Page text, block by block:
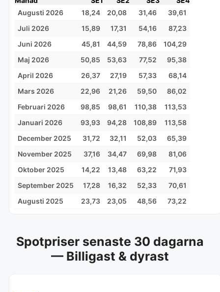
Augusti 2026
18,24 20,08 31,46
39,61
Juli 2026
15,89 17,31 54,16
87,23
Juni 2026
45,81 44,59 78,86
104,29
Maj 2026
50,85 53,63 77,52
95,38
April 2026
26,37 27,19 57,33
68,14
Mars 2026
22,96 21,26 59,50
86,02
Februari 2026
98,85 98,61 110,38
113,53
Januari 2026
93,93 94,28 108,89
113,58
December 2025
31,72 32,11 52,03
65,39
November 2025
37,16 34,47 69,98
81,06
Oktober 2025
14,22 13,48 63,22
71,93
September 2025
17,28 16,32 52,33
70,61
Augusti 2025
23,73 23,05 48,56 73,22
Spotpriser senaste 30 dagarna
— Billigast & dyrast